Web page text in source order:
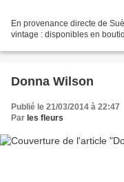
En provenance directe de
vintage : disponibles en
Donna Wilson
Publié le 21/03/2014 à 22:47
Par les fleurs